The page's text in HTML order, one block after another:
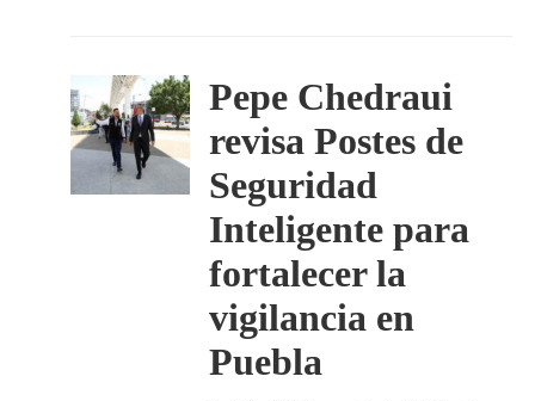
Pepe Chedraui
revisa Postes de
Seguridad
Inteligente para
fortalecer la
vigilancia en
Puebla